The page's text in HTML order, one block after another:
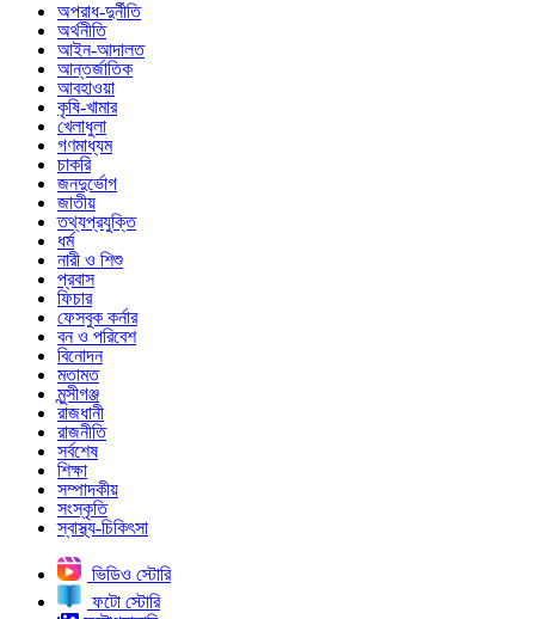
অপরাধ-দুর্নীতি
অর্থনীতি
আইন-আদালত
আন্তর্জাতিক
আবহাওয়া
কৃষি-খামার
খেলাধুলা
গণমাধ্যম
চাকরি
জনদুর্ভোগ
জাতীয়
তথ্যপ্রযুক্তি
ধর্ম
নারী ও শিশু
প্রবাস
ফিচার
ফেসবুক কর্নার
বন ও পরিবেশ
বিনোদন
মতামত
মুন্সীগঞ্জ
রাজধানী
রাজনীতি
সর্বশেষ
শিক্ষা
সম্পাদকীয়
সংস্কৃতি
স্বাস্থ্য-চিকিৎসা
ভিডিও স্টোরি
ফটো স্টোরি